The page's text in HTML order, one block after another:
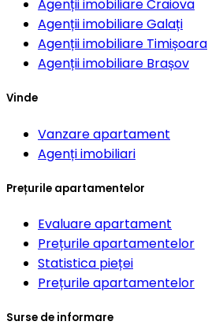
Agenții imobiliareCraiova
Agenții imobiliareGalați
Agenții imobiliare Timișoara
Agenții imobiliare Brașov
Vinde
Vanzare apartament
Agenți imobiliari
Prețurile apartamentelor
Evaluare apartament
Prețurile apartamentelor
Statistica pieței
Prețurile apartamentelor
Surse de informare